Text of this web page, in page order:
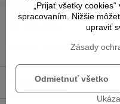
Pridať k Obľúbeným
LifeView
„Prijať všetky
spracovaním. Nižšie
upraviť
Zásady
Odmietnuť všetko